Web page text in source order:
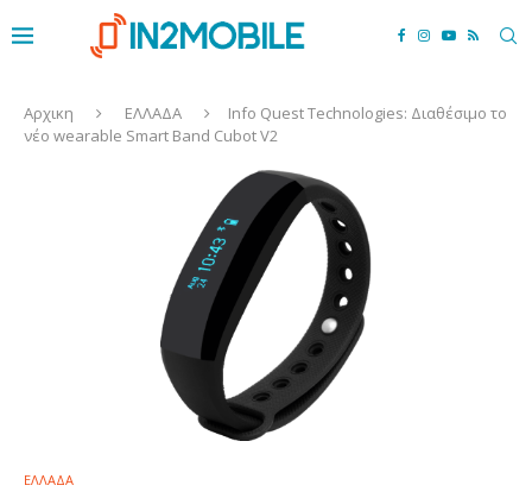
Αρχικη ΕΛΛΑΔΑ
Info Quest Technologies: Διαθέσιμο το
νέο wearable Smart Band Cubot V2
ΕΛΛΑΔΑ